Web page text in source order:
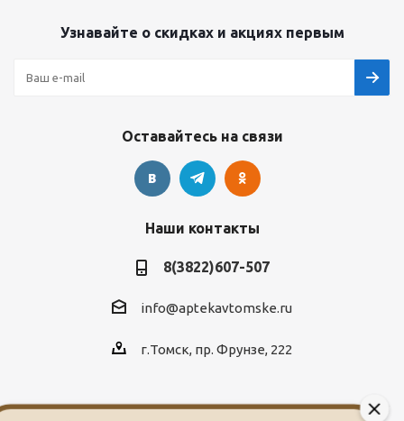
Узнавайте о скидках и акциях первым
Оставайтесь на связи
Наши контакты
8(3822)607-507
info@aptekavtomske.ru
г.Томск, пр. Фрунзе, 222